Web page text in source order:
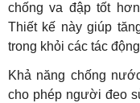
chống va đập tốt
Thiết kế này giúp
trong khỏi các tác
Khả năng chống
cho phép người đeo